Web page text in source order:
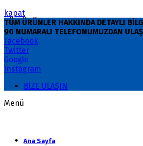
kapat
TÜM ÜRÜNLER HAKKINDA DETAYLI
90 NUMARALI TELEFONUMUZDAN
Facebook
Twitter
Google
Instagram
BİZE ULAŞIN
Menü
Ana Sayfa